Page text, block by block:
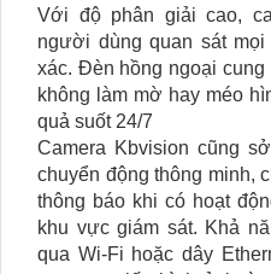
Với độ phân giải cao,
người dùng quan sát
xác. Đèn hồng ngoại cung
không làm mờ hay méo
quả suốt 24/7
Camera Kbvision cũng
chuyển động thông minh,
thông báo khi có hoạt
khu vực giám sát. Khả
qua Wi-Fi hoặc dây